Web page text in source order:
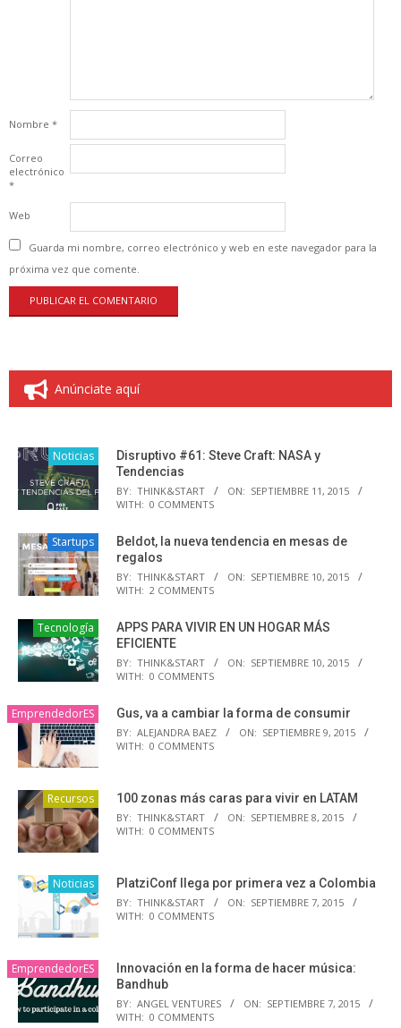
Nombre *
Correo
electrónico
*
Web
Guarda mi nombre, correo electrónico y web en este navegador para la
próxima vez que comente.
Anúnciate aquí
Noticias
Disruptivo #61: Steve Craft: NASA y
Tendencias
BY: THINK&START ON: SEPTIEMBRE 11, 2015
WITH: 0 COMMENTS
Startups
Beldot, la nueva tendencia en mesas de
regalos
BY: THINK&START ON: SEPTIEMBRE 10, 2015
WITH: 2 COMMENTS
Tecnología
APPS PARA VIVIR EN UN HOGAR MÁS
EFICIENTE
BY: THINK&START ON: SEPTIEMBRE 10, 2015
WITH: 0 COMMENTS
EmprendedorES Gus, va a cambiar la forma de consumir
BY: ALEJANDRA BAEZ ON: SEPTIEMBRE 9, 2015
WITH: 0 COMMENTS
Recursos 100 zonas más caras para vivir en LATAM
BY: THINK&START ON: SEPTIEMBRE 8, 2015
WITH: 0 COMMENTS
Noticias PlatziConf llega por primera vez a Colombia
BY: THINK&START ON: SEPTIEMBRE 7, 2015
WITH: 0 COMMENTS
EmprendedorES
Innovación en la forma de hacer música:
Bandhub
BY: ANGEL VENTURES ON: SEPTIEMBRE 7, 2015
WITH: 0 COMMENTS